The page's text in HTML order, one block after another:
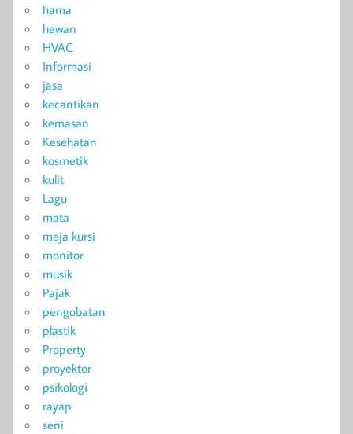
hama
hewan
HVAC
Informasi
jasa
kecantikan
kemasan
Kesehatan
kosmetik
kulit
Lagu
mata
meja kursi
monitor
musik
Pajak
pengobatan
plastik
Property
proyektor
psikologi
rayap
seni